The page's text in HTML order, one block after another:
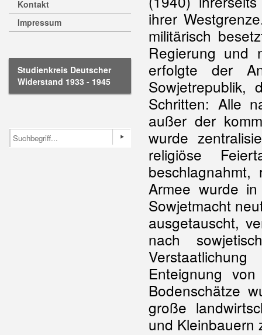
Kontakt
Impressum
Studienkreis Deutscher
Widerstand 1933 - 1945
ihrer
militärisch
Regierung und
erfolgte der
Sowjetrepublik,
Schritten: Alle
außer der
wurde
religiöse
Armee wurde in
Sowjetmacht
ausgetauscht,
nach
Enteignung
Bodenschätze
große
und Kleinbauern